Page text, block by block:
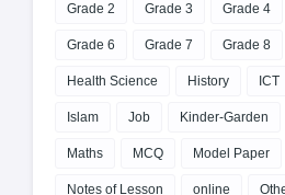
Grade 2 Grade 3 Grade 4
Grade 6 Grade 7 Grade 8
Health Science History ICT
Islam Job Kinder-Garden
Maths MCQ Model Paper
Notes of Lesson online